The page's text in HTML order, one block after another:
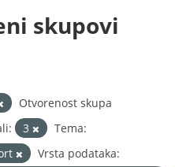
skupovi
Otvorenost skupa
3
Tema:
Vrsta podataka: